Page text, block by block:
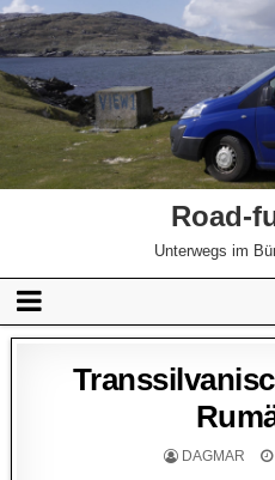
Road-
Unterwegs im
DAGMAR